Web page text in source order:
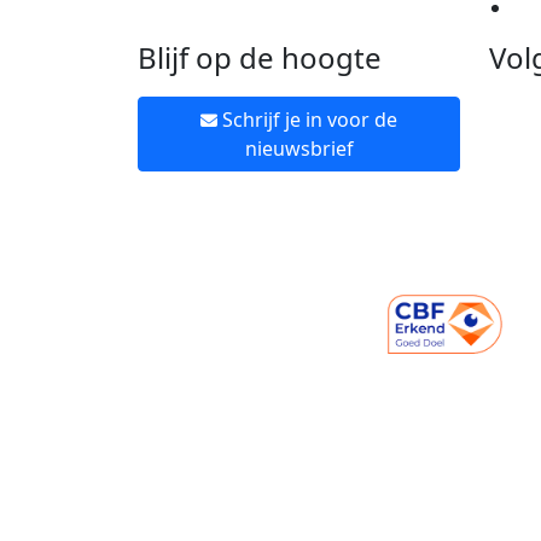
Blijf op de hoogte
Schrijf je in voor de
nieuwsbrief